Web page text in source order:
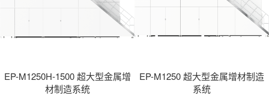
EP-M1250H-1500 超大型金属增
材制造系统
EP-M1250 超大型金属增材制造
系统